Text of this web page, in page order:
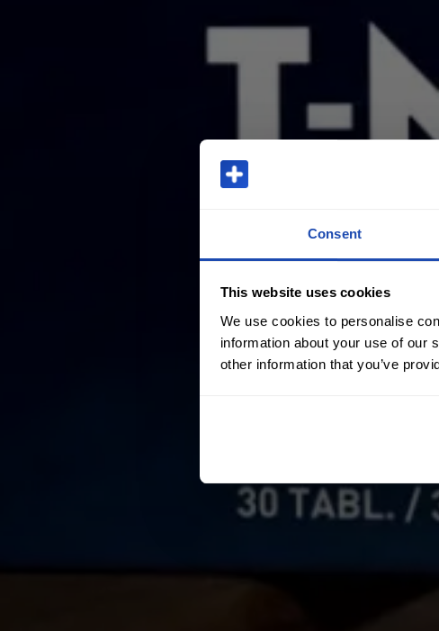
Consent
This website uses cookies
We use cookies to personalise
information about your use of our
other information that you’ve